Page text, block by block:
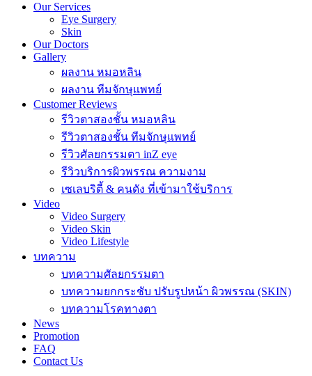
Our Services
Eye Surgery
Skin
Our Doctors
Gallery
ผลงาน หมอหลิน
ผลงาน ทีมจักษุแพทย์
Customer Reviews
รีวิวตาสองชั้น หมอหลิน
รีวิวตาสองชั้น ทีมจักษุแพทย์
รีวิวศัลยกรรมตา inZ eye
รีวิวบริการผิวพรรณ ความงาม
เซเลบริตี้ & คนดัง ที่เข้ามาใช้บริการ
Video
Video Surgery
Video Skin
Video Lifestyle
บทความ
บทความศัลยกรรมตา
บทความยกกระชับ ปรับรูปหน้า ผิวพรรณ (SKIN)
บทความโรคทางตา
News
Promotion
FAQ
Contact Us